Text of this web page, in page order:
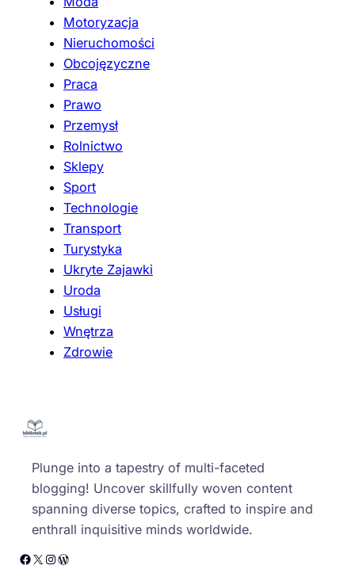
Motoryzacja
Nieruchomości
Obcojęzyczne
Praca
Prawo
Przemysł
Rolnictwo
Sklepy
Sport
Technologie
Transport
Turystyka
Ukryte Zajawki
Uroda
Usługi
Wnętrza
Zdrowie
Plunge into a tapestry of multi-faceted
blogging! Uncover skillfully woven content
spanning diverse topics, crafted to inspire and
enthrall inquisitive minds worldwide.
Facebook X Instagram WordPress